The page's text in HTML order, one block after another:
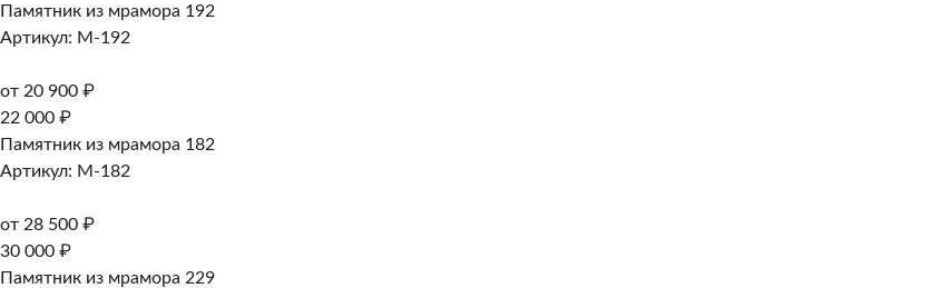
Памятник из мрамора 192
Артикул: M-192
от 20 900 ₽
22 000 ₽
Памятник из мрамора 182
Артикул: M-182
от 28 500 ₽
30 000 ₽
Памятник из мрамора 229